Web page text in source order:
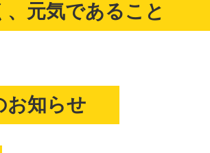
、元気であること
お知らせ